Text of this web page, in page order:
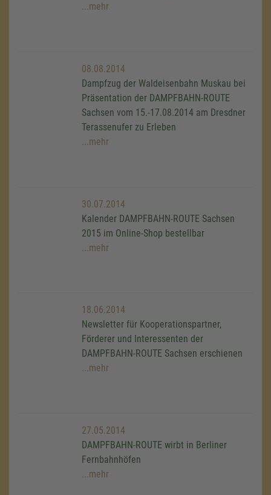
...mehr
08.08.2014
Dampfzug der Waldeisenbahn Muskau bei
Präsentation der DAMPFBAHN-ROUTE
Sachsen vom 15.-17.08.2014 am Dresdner
Terassenufer zu Erleben
...mehr
30.07.2014
Kalender DAMPFBAHN-ROUTE Sachsen
2015 im Online-Shop bestellbar
...mehr
18.06.2014
Newsletter für Kooperationspartner,
Förderer und Interessenten der
DAMPFBAHN-ROUTE Sachsen erschienen
...mehr
27.05.2014
DAMPFBAHN-ROUTE wirbt in Berliner
Fernbahnhöfen
...mehr